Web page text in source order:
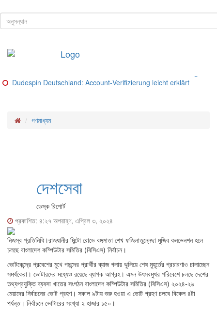
শিরোনাম
Glorion Casino – Schritte und Methoden für deutsche Spieler
Dudespin Deutschland: Account‑Verifizierung leicht erklärt
গণমাধ্যম
দেশসেবা
ডেস্ক রিপোর্ট
প্রকাশিত: ৪:২৭ অপরাহ্ণ, এপ্রিল ৩, ২০২৪
নিজস্ব প্রতিনিধি।রাজধানীর মিন্টো রোডে বঙ্গমাতা শেখ ফজিলাতুন্নেছা মুজিব কনভেনশন হলে
চলছে বাংলাদেশ কম্পিউটার সমিতির (বিসিএস) নির্বাচন।
ভোটকেন্দ্রে প্রবেশের মুখে পছন্দের প্রার্থীর ব্যাজ গলায় ঝুলিয়ে শেষ মুহূর্তের প্রচারণাও চালাচ্ছেন
সমর্থকেরা। ভোটারদের মধ্যেও রয়েছে ব্যাপক আগ্রহ। এমন উৎসবমুখর পরিবেশে চলছে দেশের
তথ্যপ্রযুক্তি ব্যবসা খাতের সংগঠন বাংলাদেশ কম্পিউটার সমিতির (বিসিএস) ২০২৪-২৬
মেয়াদের নির্বাচনের ভোট গ্রহণ। সকাল ৯টায় শুরু হওয়া এ ভোট গ্রহণ চলবে বিকেল ৪টা
পর্যন্ত। নির্বাচনে ভোটারের সংখ্যা ২ হাজার ১৫০।